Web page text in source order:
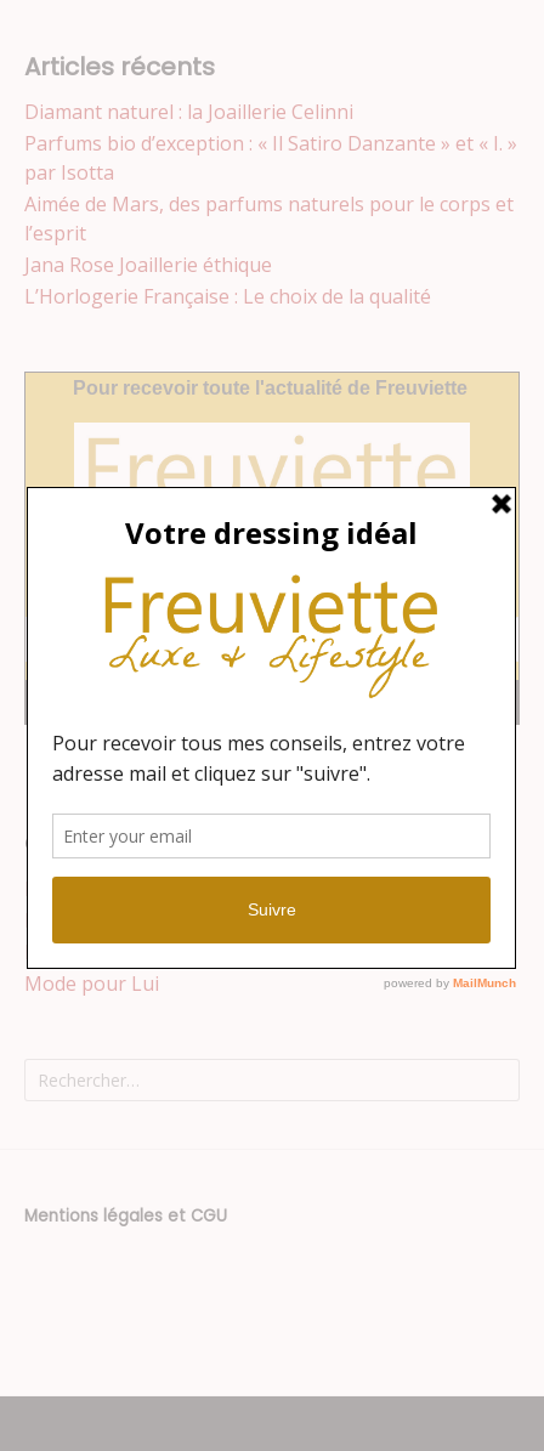
Articles récents
Diamant naturel : la Joaillerie Celinni
Parfums bio d’exception : « Il Satiro Danzante » et « I. »
par Isotta
Aimée de Mars, des parfums naturels pour le corps et
l’esprit
Jana Rose Joaillerie éthique
L’Horlogerie Française : Le choix de la qualité
Catégories
Mode pour Elle
Mode pour Lui
Rechercher :
Mentions légales et CGU